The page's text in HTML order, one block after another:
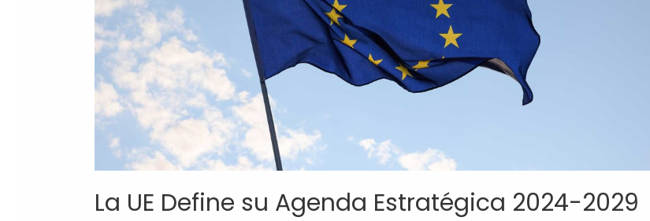
La UE Define su Agenda Estratégica 2024-2029